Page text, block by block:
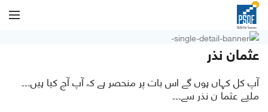
عثمان نذر
آپ کل کہاں ہوں گے اس بات پر منحصر ہے کہ آپ آج کیا ہیں۔۔۔
ملیے عثما ن نذر سے۔۔۔